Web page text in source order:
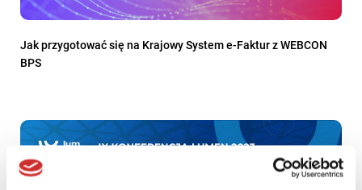
Jak przygotować się na Krajowy System e-Faktur z WEBCON
BPS